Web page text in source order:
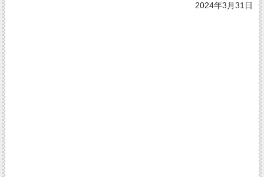
2024年3月31日